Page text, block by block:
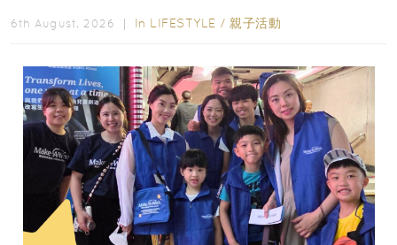
6th August, 2026 ｜ In LIFESTYLE / 親子活動